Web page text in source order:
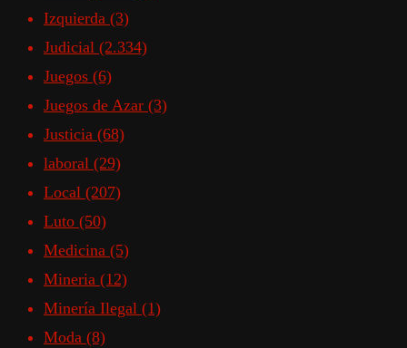
Izquierda (3)
Judicial (2.334)
Juegos (6)
Juegos de Azar (3)
Justicia (68)
laboral (29)
Local (207)
Luto (50)
Medicina (5)
Mineria (12)
Minería Ilegal (1)
Moda (8)